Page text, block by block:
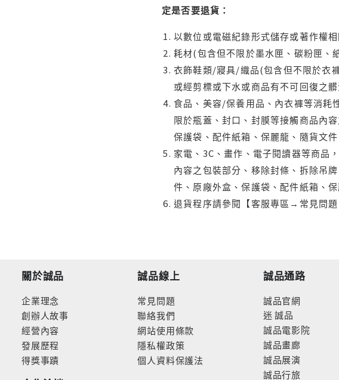
定是否要退貨：
以數位或電磁紀錄形式儲存或著作權
耗材(包含但不限於墨水匣、碳粉匣、
衣飾鞋類/寢具/織品(包含但不限於衣
或經剪標或下水或商品有不可回復之
食品、美容/保養用品、內衣褲等消耗
限於瓶蓋、封口、封膜等接觸商品內
保護袋、配件紙箱、保麗龍、隨貨文件
家電、3C、畫作、電子閱讀器等商品
內容之包裝部分、移除封條、拆除吊
件、原廠外盒、保護袋、配件紙箱、
退貨程序請參閱【客服專區→常見問
關於誠品
企業理念
創辦人故事
經營內容
發展歷程
得獎事蹟
誠品線上
常見問題
聯絡我們
網站使用條款
隱私權政策
個人資料保護法
誠品通路
誠品官網
迷 誠品
誠品電影院
誠品畫廊
誠品展演
誠品行旅